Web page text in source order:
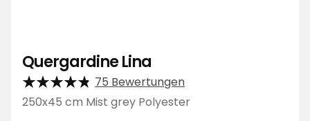
Quergardine Lina
75 Bewertungen
250x45 cm Mist grey Polyester